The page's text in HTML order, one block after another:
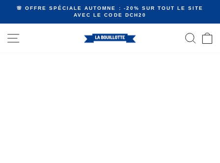
Passer
contenu
Diaporama
🌸 OFFRE SPÉCIALE AUTOMNE : -20% SUR TOUT LE SITE
AVEC LE CODE DCH20